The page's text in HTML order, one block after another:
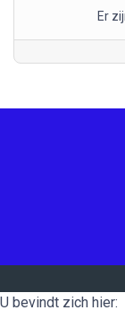
Er
U bevindt zich hier: